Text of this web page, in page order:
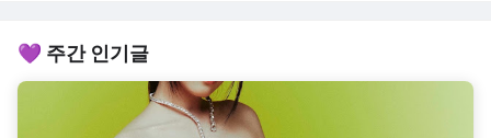
💜 주간 인기글